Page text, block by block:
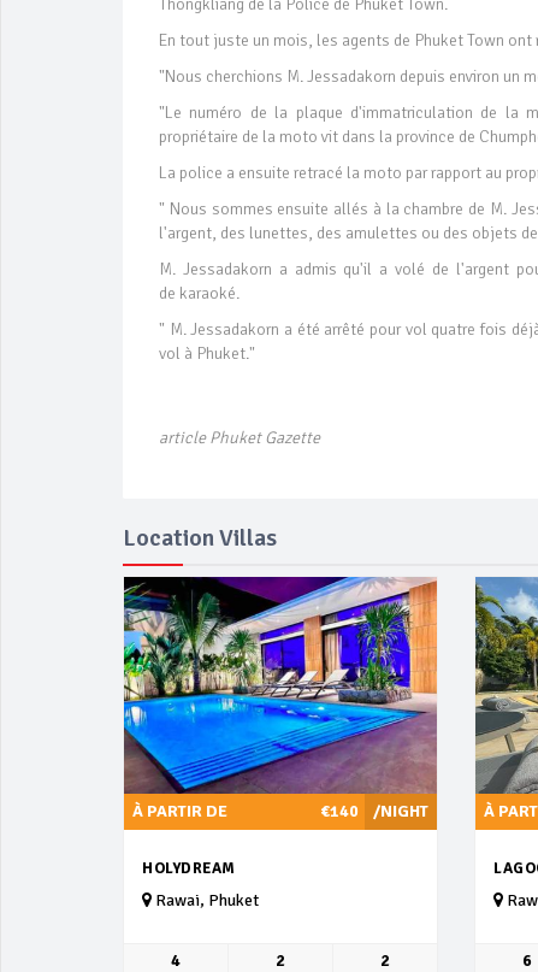
En tout juste un mois, les agents de Phuket Town
"Nous cherchions M. Jessadakorn depuis environ un
"Le numéro de la plaque d'immatriculation de la
propriétaire de la moto vit dans la province de
La police a ensuite retracé la moto par rapport au
" Nous sommes ensuite allés à la chambre de M.
l'argent, des lunettes, des amulettes ou des objets
M. Jessadakorn a admis qu'il a volé de l'argent
de karaoké.
" M. Jessadakorn a été arrêté pour vol quatre fois
vol à Phuket."
article Phuket Gazette
Location Villas
/NIGHT
À PARTIR DE €140
HOLYDREAM
Rawai, Phuket
4 2 2
À
6